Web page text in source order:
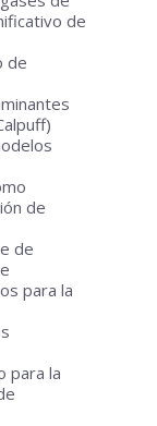
de
de
de
de
para la
para la